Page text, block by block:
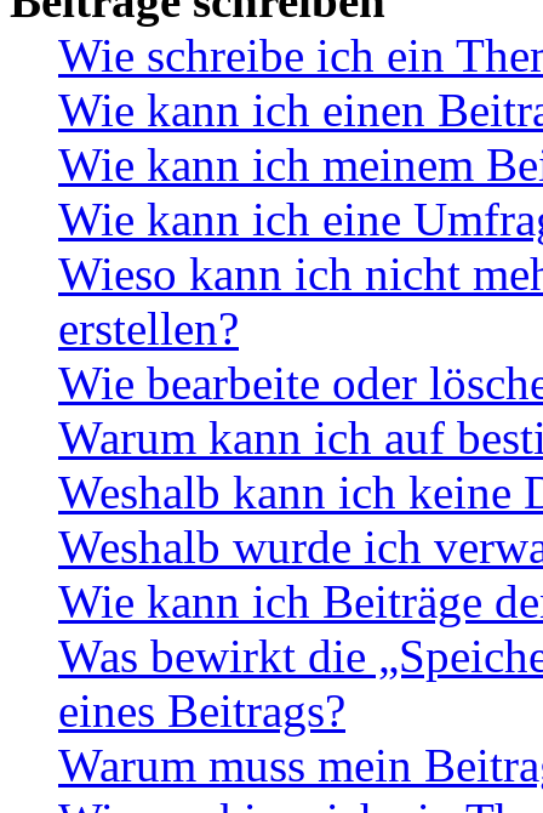
Wie schreibe ich ein
Wie kann ich einen
Wie kann ich meinem
Wie kann ich eine
Wieso kann ich nicht
erstellen?
Wie bearbeite oder
Warum kann ich auf
Weshalb kann ich keine
Weshalb wurde ich
Wie kann ich Beiträge
Was bewirkt die
eines Beitrags?
Warum muss mein